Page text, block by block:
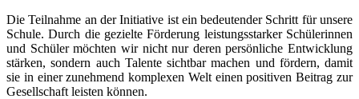
Die Teilnahme an der Initiative ist ein bedeutender Schritt für unsere
Schule. Durch die gezielte Förderung leistungsstarker Schülerinnen
und Schüler möchten wir nicht nur deren persönliche Entwicklung
stärken, sondern auch Talente sichtbar machen und fördern, damit
sie in einer zunehmend komplexen Welt einen positiven Beitrag zur
Gesellschaft leisten können.